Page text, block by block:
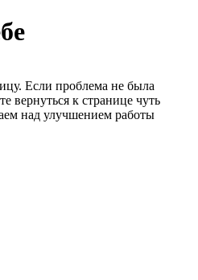
Если проблема не была
вернуться к странице чуть
над улучшением работы